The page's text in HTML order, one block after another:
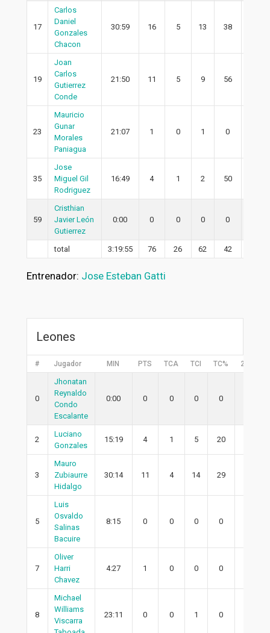
17
Carlos
Daniel
Gonzales
Chacon
30:59 16 5 13 38
19
Joan
Carlos
Gutierrez
Conde
21:50 11 5 9 56
23
Mauricio
Gunar
Morales
Paniagua
21:07 1 0 1 0
35
Jose
Miguel Gil
Rodriguez
16:49 4 1 2 50
59
Cristhian
Javier León
Gutierrez
0:00 0 0 0 0
total 3:19:55 76 26 62 42
Entrenador: Jose Esteban Gatti
Leones
# Jugador MIN PTS TCA TCI TC% 2PA
0
Jhonatan
Reynaldo
Condo
Escalante
0:00 0 0 0 0
2
Luciano
Gonzales
15:19 4 1 5 20
3
Mauro
Zubiaurre
Hidalgo
30:14 11 4 14 29
5
Luis
Osvaldo
Salinas
Bacuire
8:15 0 0 0 0
7
Oliver
Harri
Chavez
4:27 1 0 0 0
8
Michael
Williams
Viscarra
23:11 0 0 1 0